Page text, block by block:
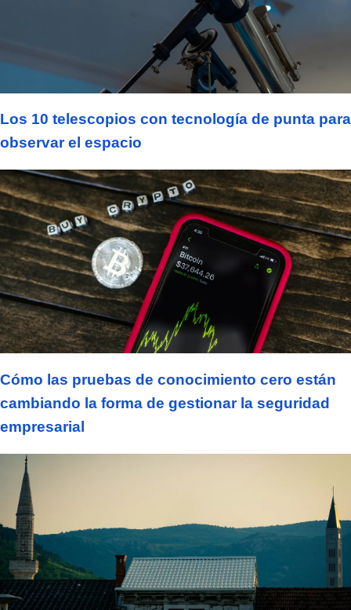
Los 10 telescopios con tecnología de punta para
observar el espacio
Cómo las pruebas de conocimiento cero están
cambiando la forma de gestionar la seguridad
empresarial